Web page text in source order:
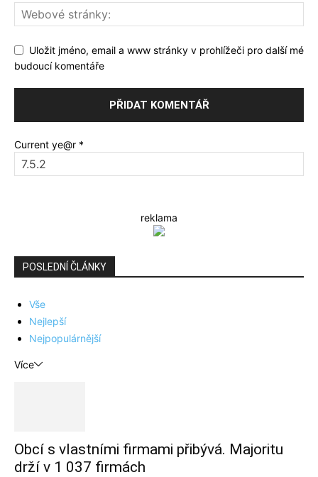
Uložit jméno, email a www stránky v prohlížeči pro další mé
budoucí komentáře
Current ye@r *
reklama
POSLEDNÍ ČLÁNKY
Vše
Nejlepší
Nejpopulárnější
Více
Obcí s vlastními firmami přibývá. Majoritu
drží v 1 037 firmách